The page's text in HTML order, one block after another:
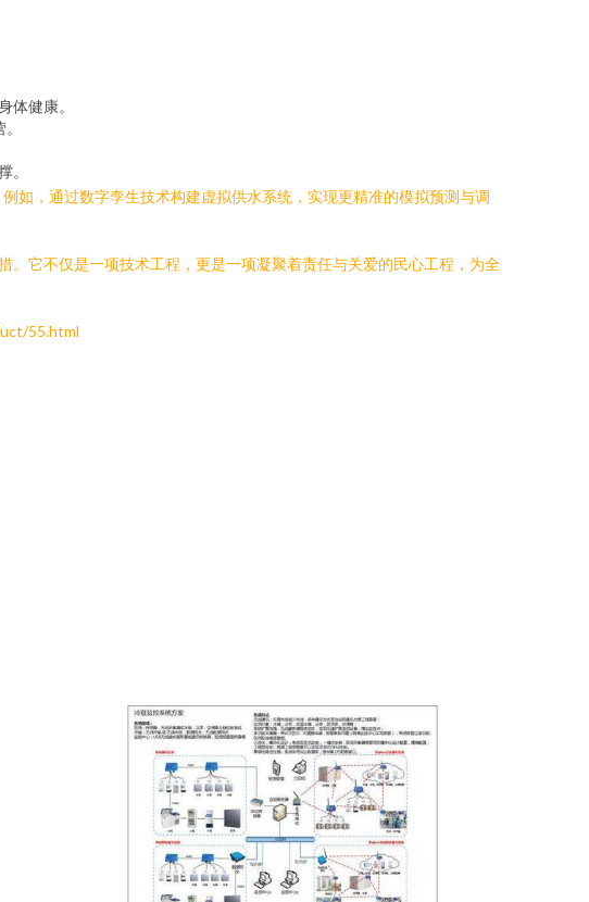
体健康。
。
如，通过数字孪生技术构建虚拟供水系统，实现更精准的模拟预测与调
它不仅是一项技术工程，更是一项凝聚着责任与关爱的民心工程，为全
55.html